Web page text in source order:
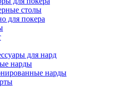
столы
для покера
для нард
нарды
нарды